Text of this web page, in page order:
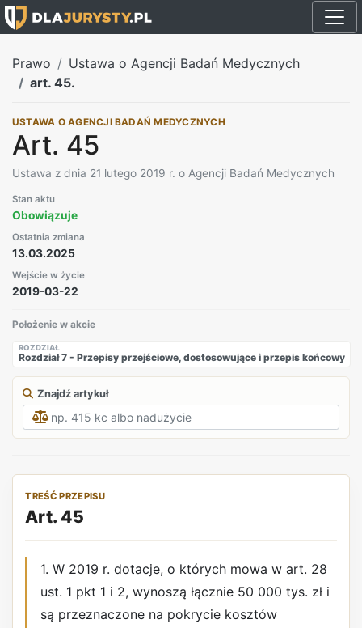
Prawo
Ustawa o Agencji Badań Medycznych
art. 45.
USTAWA O AGENCJI BADAŃ MEDYCZNYCH
Art. 45
Ustawa z dnia 21 lutego 2019 r. o Agencji Badań Medycznych
Stan aktu
Obowiązuje
Ostatnia zmiana
13.03.2025
Wejście w życie
2019-03-22
Położenie w akcie
ROZDZIAŁ
Rozdział 7 - Przepisy przejściowe, dostosowujące i przepis końcowy
Znajdź artykuł
TREŚĆ PRZEPISU
Art. 45
1. W 2019 r. dotacje, o których mowa w art. 28
ust. 1 pkt 1 i 2, wynoszą łącznie 50 000 tys. zł i
są przeznaczone na pokrycie kosztów